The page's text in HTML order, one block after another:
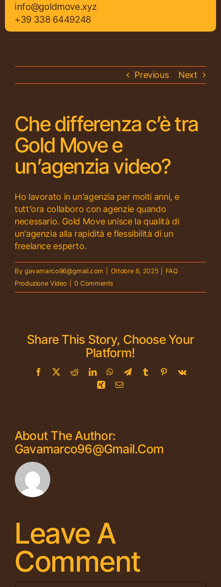
info@goldmove.xyz
+39 338 6449248
Previous Next
Che differenza c’è tra
Gold Move e
un’agenzia video?
Ho lavorato in un’agenzia per molti anni, e
tutt’ora collaboro con agenzie quando
necessario. Gold Move unisce la qualità di
un’agenzia alla rapidità e flessibilità di un
freelance esperto.
By gavamarco96@gmail.com Ottobre 6, 2025
FAQ
Produzione Video
0 Comments
Share This Story, Choose Your
Platform!
Facebook RedditLinkedInWhatsApp
Telegram
TumblrPinterest
Vk
XingEmail
About The Author:
Gavamarco96@gmail.com
Leave A
Comment
Servizi
Portfolio
Contatti